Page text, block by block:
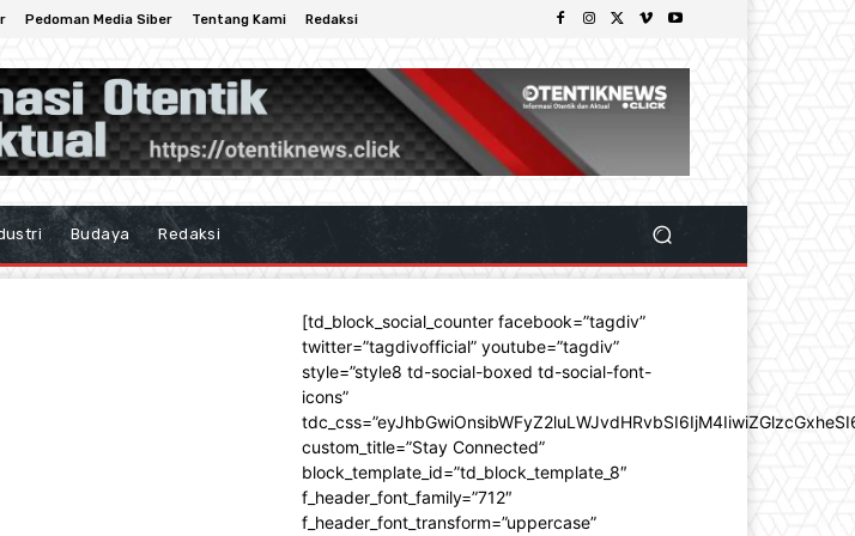
Pedoman Media Siber Tentang Kami Redaksi
Budaya Redaksi
[td_block_social_counter facebook=”tagdiv”
twitter=”tagdivofficial” youtube=”tagdiv”
style=”style8 td-social-boxed td-social-font-
icons”
custom_title=”Stay Connected”
block_template_id=”td_block_template_8″
f_header_font_family=”712″
f_header_font_transform=”uppercase”